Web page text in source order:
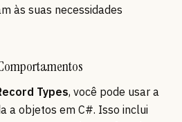
às suas necessidades
Types, você pode usar a
a objetos em C#. Isso inclui